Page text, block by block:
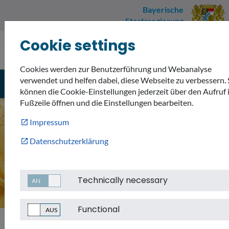
Bayerische
Staatsregierung
Umweltnavigator
menu Menü search Suche
Cookie settings
Cookies werden zur Benutzerführung und Webanalyse
verwendet und helfen dabei, diese Webseite zu verbessern.
können die Cookie-Einstellungen jederzeit über den Aufruf
Fußzeile öffnen und die Einstellungen bearbeiten.
Impressum
Datenschutzerklärung
Technically necessary
Functional